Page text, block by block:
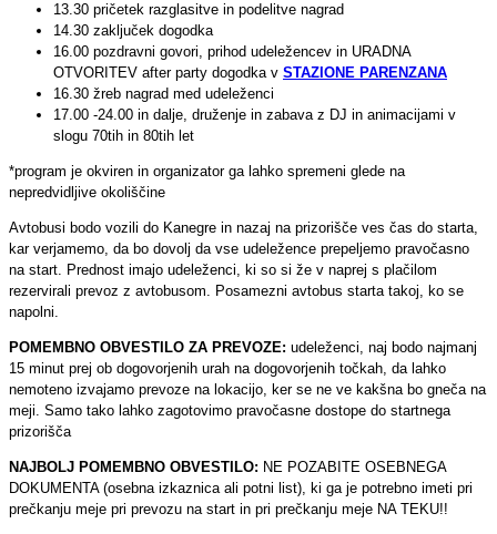
13.30 pričetek razglasitve in podelitve nagrad
14.30 zaključek dogodka
16.00 pozdravni govori, prihod udeležencev in URADNA
OTVORITEV after party dogodka v STAZIONE PARENZANA
16.30 žreb nagrad med udeleženci
17.00 -24.00 in dalje, druženje in zabava z DJ in animacijami v
slogu 70tih in 80tih let
*program je okviren in organizator ga lahko spremeni glede na
nepredvidljive okoliščine
Avtobusi bodo vozili do Kanegre in nazaj na prizorišče ves čas do starta,
kar verjamemo, da bo dovolj da vse udeležence prepeljemo pravočasno
na start. Prednost imajo udeleženci, ki so si že v naprej s plačilom
rezervirali prevoz z avtobusom. Posamezni avtobus starta takoj, ko se
napolni.
POMEMBNO OBVESTILO ZA PREVOZE: udeleženci, naj bodo najmanj
15 minut prej ob dogovorjenih urah na dogovorjenih točkah, da lahko
nemoteno izvajamo prevoze na lokacijo, ker se ne ve kakšna bo gneča na
meji. Samo tako lahko zagotovimo pravočasne dostope do startnega
prizorišča
NAJBOLJ POMEMBNO OBVESTILO: NE POZABITE OSEBNEGA
DOKUMENTA (osebna izkaznica ali potni list), ki ga je potrebno imeti pri
prečkanju meje pri prevozu na start in pri prečkanju meje NA TEKU!!